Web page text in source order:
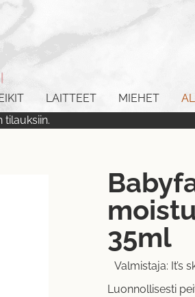
LAITTEET MIEHET
35ml
Valmistaja: It’s
Luonnollisesti